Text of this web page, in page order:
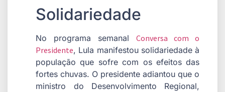
Solidariedade
No programa semanalConversa com o
Presidente, Lula manifestou solidariedade à
população que sofre com os efeitos das
fortes chuvas. O presidente adiantou que o
ministro do Desenvolvimento Regional,